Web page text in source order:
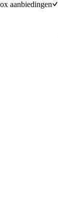
aanbiedingen